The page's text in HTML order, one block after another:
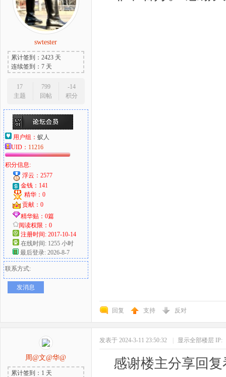
swtester
累计签到：2423 天
连续签到：7 天
17
主题
799
回帖
-14
积分
用户组： 蚁人
UID： 11216
积分信息:
浮云：2577
金钱：141
精华：0
贡献：0
精华贴：0篇
阅读权限：0
注册时间: 2017-10-14
在线时间: 1255 小时
最后登录: 2026-8-7
联系方式:
发消息
回复 支持 反对
周@文@华@
累计签到：1 天
发表于 2024-3-11 23:50:32 显示全部楼层 IP:
感谢楼主分享回